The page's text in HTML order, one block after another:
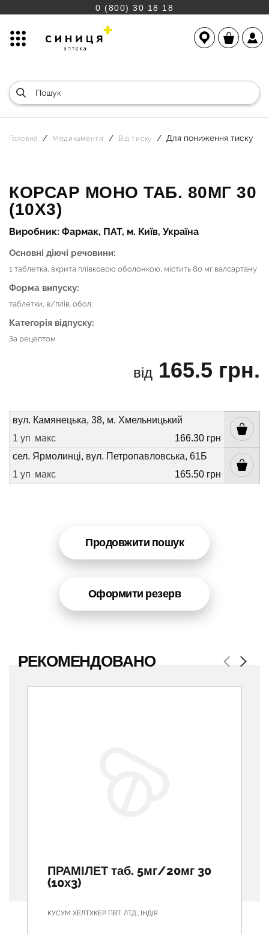
0 (800) 30 18 18
Головна Медикаменти Від тиску Для пониження тиску
КОРСАР МОНО ТАБ. 80МГ 30
(10Х3)
Виробник: Фармак, ПАТ, м. Київ, Україна
Основні діючі речовини:
1 таблетка, вкрита плівковою оболонкою, містить 80 мг валсартану
Форма випуску:
таблетки, в/плів. обол.
Категорія відпуску:
За рецептом
від 165.5 грн.
вул. Камянецька, 38, м. Хмельницький
1 уп макс
166.30 грн
сел. Ярмолинці, вул. Петропавловська, 61Б
1 уп макс 165.50 грн
Продовжити пошук
Оформити резерв
РЕКОМЕНДОВАНО Previous
ПРАМІЛЕТ таб. 5мг/20мг 30
(10х3)
КУСУМ ХЕЛТХКЕР ПВТ. ЛТД., ІНДІЯ
Next